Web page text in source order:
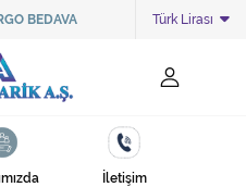
BEDAVA Türk Lirası
İletişim